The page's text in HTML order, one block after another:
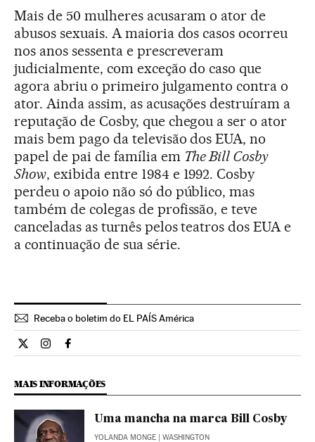
Mais de 50 mulheres acusaram o ator de
abusos sexuais. A maioria dos casos ocorreu
nos anos sessenta e prescreveram
judicialmente, com exceção do caso que
agora abriu o primeiro julgamento contra o
ator. Ainda assim, as acusações destruíram a
reputação de Cosby, que chegou a ser o ator
mais bem pago da televisão dos EUA, no
papel de pai de família em The Bill Cosby
Show, exibida entre 1984 e 1992. Cosby
perdeu o apoio não só do público, mas
também de colegas de profissão, e teve
canceladas as turnês pelos teatros dos EUA e
a continuação de sua série.
Receba o boletim do EL PAÍS América
Internacional El País Brasil en Twitter
Internacional El País Brasil en Instagram
Internacional El País Brasil en Facebook
MAIS INFORMAÇÕES
Uma mancha na marca Bill Cosby
YOLANDA MONGE | WASHINGTON